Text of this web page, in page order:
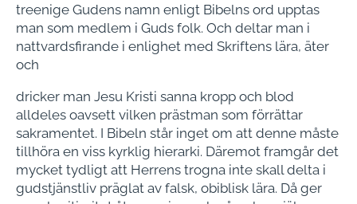
treenige Gudens namn enligt Bibelns ord upptas
man som medlem i Guds folk. Och deltar man i
nattvardsfirande i enlighet med Skriftens lära, äter
och
dricker man Jesu Kristi sanna kropp och blod
alldeles oavsett vilken prästman som förrättar
sakramentet. I Bibeln står inget om att denne måste
tillhöra en viss kyrklig hierarki. Däremot framgår det
mycket tydligt att Herrens trogna inte skall delta i
gudstjänstliv präglat av falsk, obiblisk lära. Då ger